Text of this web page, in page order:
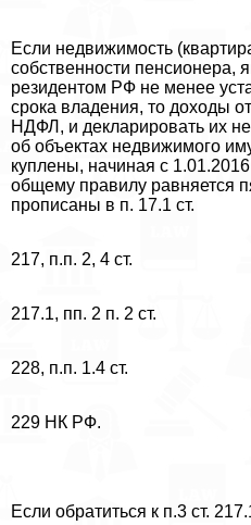
Если недвижимость
собственности пенсионера,
резидентом РФ не менее
срока владения, то доходы
НДФЛ, и декларировать их
об объектах недвижимого
куплены, начиная с
общему правилу равняется
прописаны в п. 17.1 ст.
217, п.п. 2, 4 ст.
217.1, пп. 2 п. 2 ст.
228, п.п. 1.4 ст.
229 НК РФ.
Если обратиться к п.3 ст.